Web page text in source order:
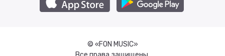
© «FON MUSIC»